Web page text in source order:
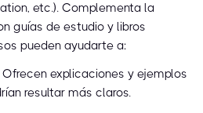
etc.). Complementa la
guías de estudio y libros
pueden ayudarte a:
explicaciones y ejemplos
resultar más claros.